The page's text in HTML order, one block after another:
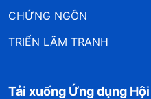
CHỨNG NGÔN
TRIỂN LÃM TRANH
Tải xuống Ứng dụng